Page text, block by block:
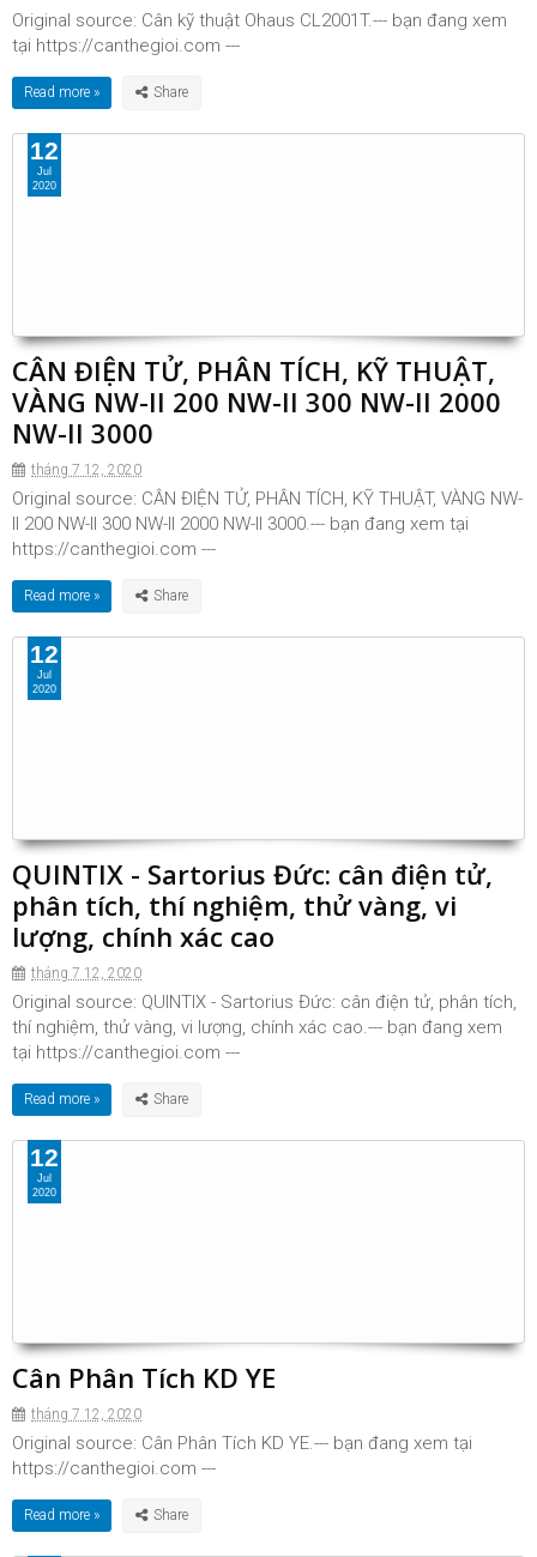
Original source: Cân kỹ thuật Ohaus CL2001T.--- bạn đang xem
tại https://canthegioi.com ---
Read more »
CÂN ĐIỆN TỬ, PHÂN TÍCH, KỸ THUẬT,
VÀNG NW-II 200 NW-II 300 NW-II 2000
NW-II 3000
tháng 7 12, 2020
Original source: CÂN ĐIỆN TỬ, PHÂN TÍCH, KỸ THUẬT, VÀNG NW-
II 200 NW-II 300 NW-II 2000 NW-II 3000.--- bạn đang xem tại
https://canthegioi.com ---
Read more »
12
Jul
2020
QUINTIX - Sartorius Đức: cân điện tử,
phân tích, thí nghiệm, thử vàng, vi
lượng, chính xác cao
tháng 7 12, 2020
Original source: QUINTIX - Sartorius Đức: cân điện tử, phân tích,
thí nghiệm, thử vàng, vi lượng, chính xác cao.--- bạn đang xem
tại https://canthegioi.com ---
Read more »
12
Jul
2020
Cân Phân Tích KD YE
tháng 7 12, 2020
Original source: Cân Phân Tích KD YE.--- bạn đang xem tại
https://canthegioi.com ---
Read more »
12
Jul
2020